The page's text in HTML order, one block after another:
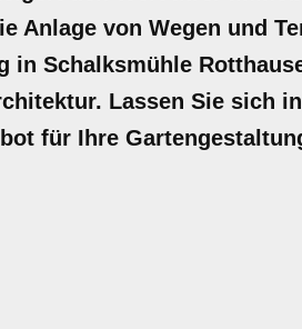
Anlage von Wegen und
in Schalksmühle
Lassen Sie sich
für Ihre